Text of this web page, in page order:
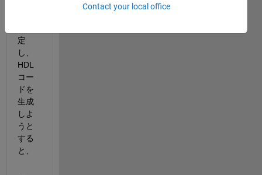
定
し、
HDL
コー
ドを
生成
しよ
うと
する
と、
Contact your local office